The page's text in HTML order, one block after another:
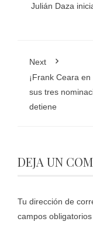
Julián Daza
Next
¡Frank Ceara
sus tres
detiene
DEJA UN
Tu dirección de
campos